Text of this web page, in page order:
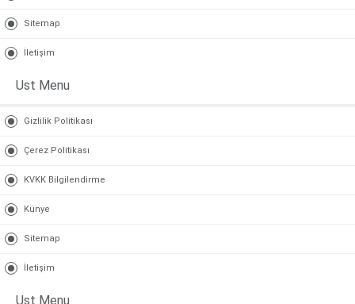
Sitemap
İletişim
Ust Menu
Gizlilik Politikası
Çerez Politikası
KVKK Bilgilendirme
Künye
Sitemap
İletişim
Ust Menu